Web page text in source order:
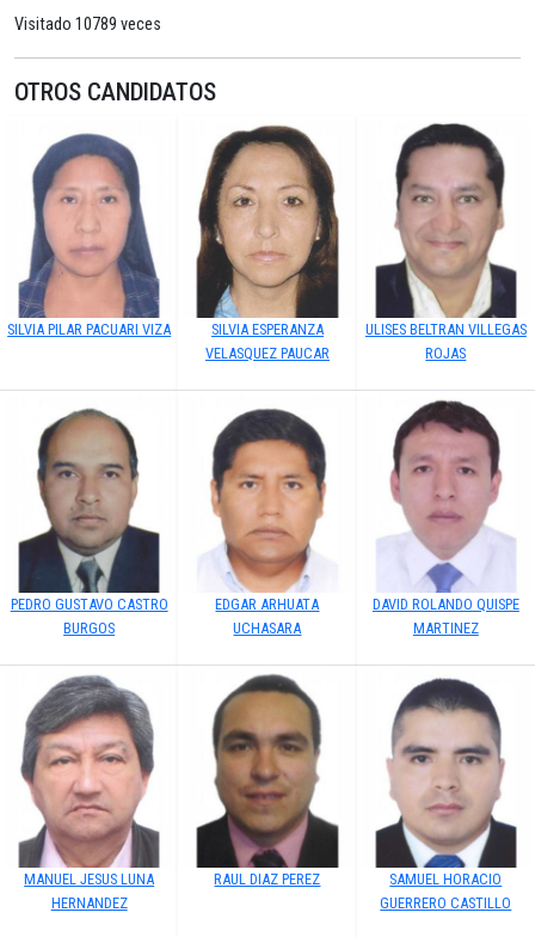
Visitado 10789 veces
OTROS CANDIDATOS
SILVIA PILAR PACUARI VIZA
SILVIA ESPERANZA
VELASQUEZ PAUCAR
ULISES BELTRAN VILLEGAS
ROJAS
PEDRO GUSTAVO CASTRO
BURGOS
EDGAR ARHUATA
UCHASARA
DAVID ROLANDO QUISPE
MARTINEZ
MANUEL JESUS LUNA
HERNANDEZ
RAUL DIAZ PEREZ
SAMUEL HORACIO
GUERRERO CASTILLO